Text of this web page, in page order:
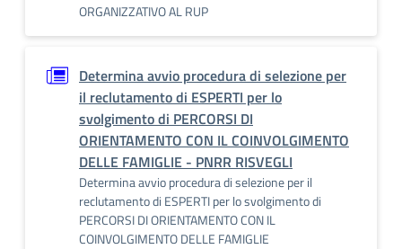
ORGANIZZATIVO AL RUP
Determina avvio procedura di selezione per
il reclutamento di ESPERTI per lo
svolgimento di PERCORSI DI
ORIENTAMENTO CON IL COINVOLGIMENTO
DELLE FAMIGLIE - PNRR RISVEGLI
Determina avvio procedura di selezione per il
reclutamento di ESPERTI per lo svolgimento di
PERCORSI DI ORIENTAMENTO CON IL
COINVOLGIMENTO DELLE FAMIGLIE